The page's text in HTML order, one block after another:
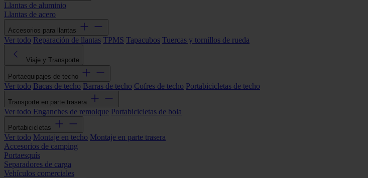
Llantas de aluminio
Llantas de acero
Accesorios para llantas
Ver todo Reparación de llantas TPMS Tapacubos Tuercas y tornillos de rueda
Viaje y Transporte
Portaequipajes de techo
Ver todo Bacas de techo Barras de techo Cofres de techo Portabicicletas de techo
Transporte en parte trasera
Ver todo Enganches de remolque Portabicicletas de bola
Portabicicletas
Ver todo Montaje en techo Montaje en parte trasera
Accesorios de camping
Portaesquís
Separadores de carga
Vehículos comerciales